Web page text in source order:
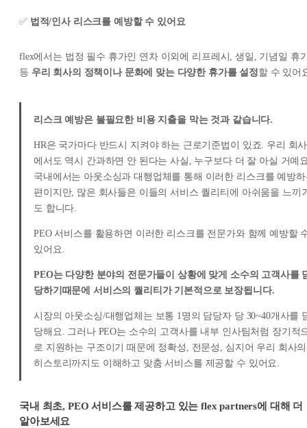
✅ 법적/인사 리스크를 예방할 수 있어요
flex에서는 법정 필수 휴가인 연차 이외에 리프레시, 생일, 기념일 휴
등 우리 회사의 정책이나 문화에 맞는 다양한 휴가를 설정할 수 있어
리스크 예방은 불필요한 비용 지출을 막는 것과 같습니다.
HR은 국가마다 반드시 지켜야 하는 근로기준법이 있죠. 우리 회사
에서도 역시 간과하면 안 된다는 사실, 누구보다 더 잘 아실 거예
국내에서는 아웃소싱과 대행업체를 통해 이러한 리스크를 예방
편이지만, 많은 회사들은 이들의 서비스 퀄리티에 아쉬움을 느끼
도 합니다.
PEO 서비스를 활용하면 이러한 리스크를 전문가와 함께 예방할
있어요.
PEO는 다양한 분야의 전문가들이 상황에 맞게 소수의 고객사를
당하기때문에 서비스의 퀄리티가 기본적으로 보장됩니다.
시장의 아웃소싱/대행업체는 보통 1명의 담당자 당 30~40개사를
당해요. 그러나 PEO는 소수의 고객사를 내부 인사팀처럼 장기적
로 지원하는 구조이기 때문에 정확성, 전문성, 심지어 우리 회사의
히스토리까지도 이해하고 맞춤 서비스를 제공할 수 있어요.
국내 최초, PEO 서비스를 제공하고 있는 flex partners에 대해 더
알아보세요